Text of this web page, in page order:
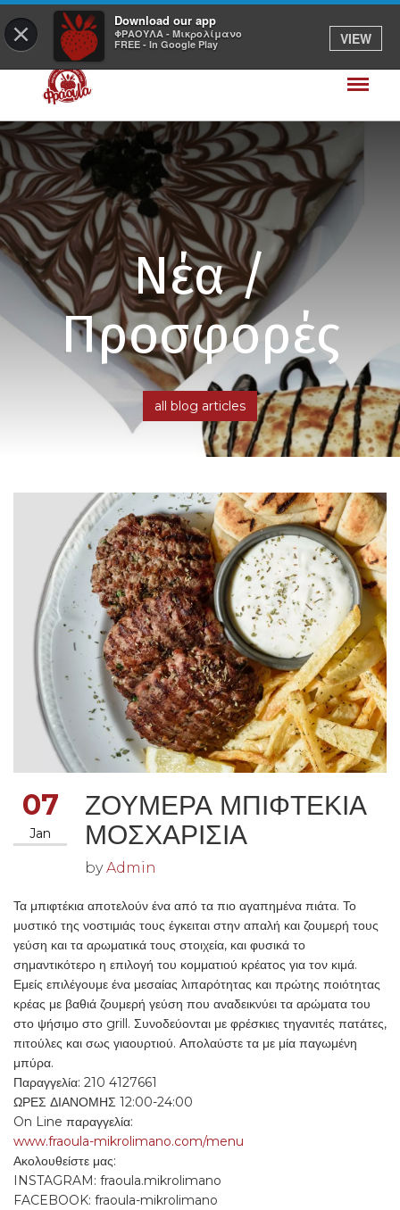
× Download our app
ΦΡΑΟΥΛΑ - Μικρολίμανο
FREE - In Google Play
VIEW
Νέα /
Προσφορές
all blog articles
07
Jan
ΖΟΥΜΕΡΑ ΜΠΙΦΤΕΚΙΑ
ΜΟΣΧΑΡΙΣΙΑ
byAdmin
Τα μπιφτέκια αποτελούν ένα από τα πιο αγαπημένα πιάτα. Το
μυστικό της νοστιμιάς τους έγκειται στην απαλή και ζουμερή τους
γεύση και τα αρωματικά τους στοιχεία, και φυσικά το
σημαντικότερο η επιλογή του κομματιού κρέατος για τον κιμά.
Εμείς επιλέγουμε ένα μεσαίας λιπαρότητας και πρώτης ποιότητας
κρέας με βαθιά ζουμερή γεύση που αναδεικνύει τα αρώματα του
στο ψήσιμο στο grill. Συνοδεύονται με φρέσκιες τηγανιτές πατάτες,
πιτούλες και σως γιαουρτιού. Απολαύστε τα με μία παγωμένη
μπύρα.
Παραγγελία: 210 4127661
ΩΡΕΣ ΔΙΑΝΟΜΗΣ 12:00-24:00
On Line παραγγελία:
www.fraoula-mikrolimano.com/menu
Ακολουθείστε μας:
INSTAGRAM: fraoula.mikrolimano
FACEBOOK: fraoula-mikrolimano